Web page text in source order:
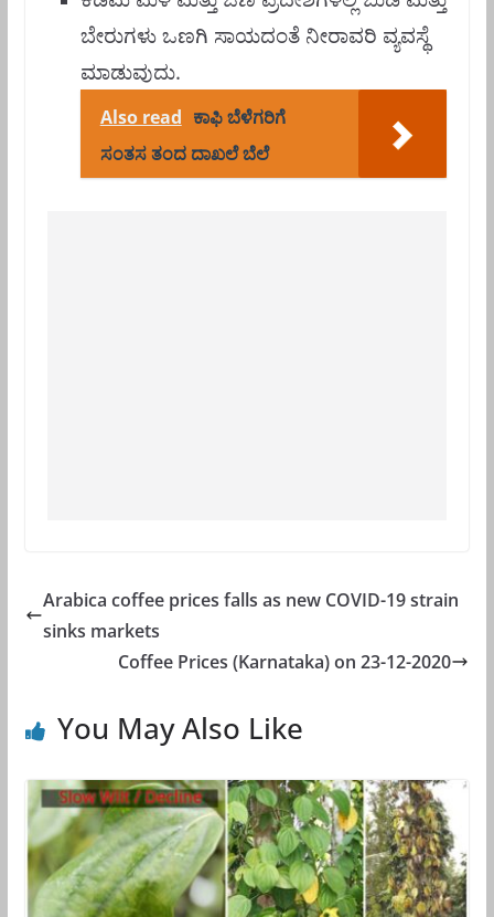
ಬೇರುಗಳು ಒಣಗಿ ಸಾಯದಂತೆ ನೀರಾವರಿ ವ್ಯವಸ್ಥೆ
ಮಾಡುವುದು.
Also read ಕಾಫಿ ಬೆಳೆಗರಿಗೆ
ಸಂತಸ ತಂದ ದಾಖಲೆ ಬೆಲೆ
Arabica coffee prices falls as new COVID-19 strain
sinks markets
Coffee Prices (Karnataka) on 23-12-2020
You May Also Like